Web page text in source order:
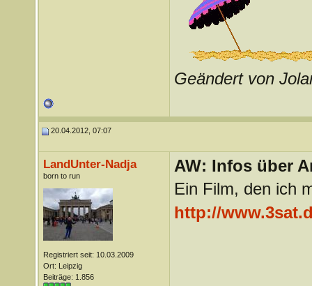
Geändert von
20.04.2012, 07:07
LandUnter-Nadja
born to run
Registriert seit: 10.03.2009
Ort: Leipzig
Beiträge: 1.856
AW: Infos über
Ein Film, den ich
http://